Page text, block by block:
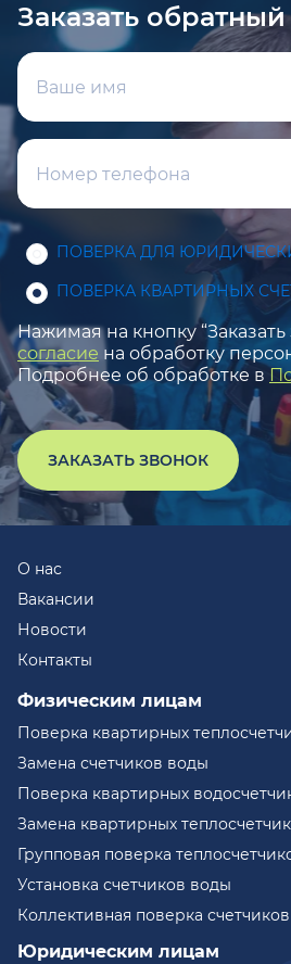
Заказать
ПОВЕРКА ДЛЯ
ПОВЕРКА КВАРТИРНЫХ
Нажимая на кнопку “Заказать
согласие на обработку
Подробнее об обработке в
ЗАКАЗАТЬ ЗВОНОК
О нас
Вакансии
Новости
Контакты
Физическим лицам
Поверка квартирных
Замена счетчиков воды
Поверка квартирных
Замена квартирных
Групповая поверка
Установка счетчиков воды
Коллективная поверка счетчиков
Юридическим лицам